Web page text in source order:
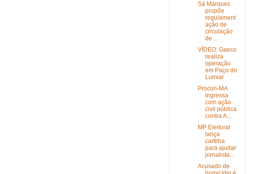
Sá Marques
propõe
regulament
ação de
circulação
de ...
VÍDEO: Gaeco
realiza
operação
em Paço do
Lumiar
Procon-MA
ingressa
com ação
civil pública
contra A...
MP Eleitoral
lança
cartilha
para ajudar
jornalista...
Acusado de